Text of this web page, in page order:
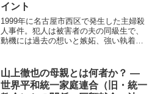
イント
1999年に名古屋市西区で発生した主婦殺
人事件。犯人は被害者の夫の同級生で、
動機には過去の想いと嫉妬、強い執着が
す。
山上徹也の母親とは何者か？ —
世界平和統一家庭連合（旧・統一